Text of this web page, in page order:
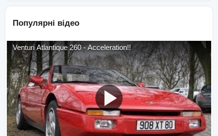
Популярні відео
Venturi Atlantique 260 - Acceleration!!